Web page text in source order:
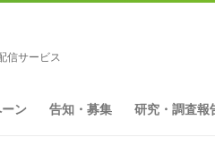
信サービス
ン 告知・募集 研究・調査報